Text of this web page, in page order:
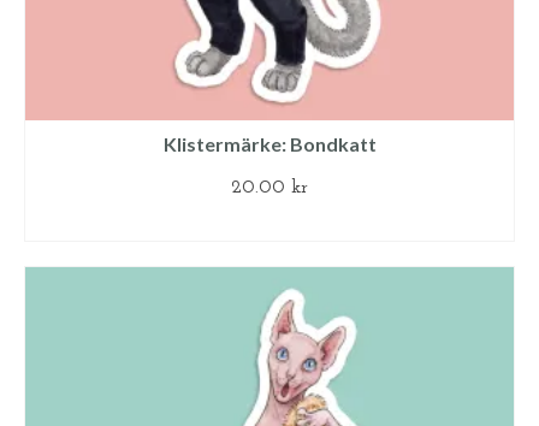
Klistermärke: Bondkatt
20.00 kr